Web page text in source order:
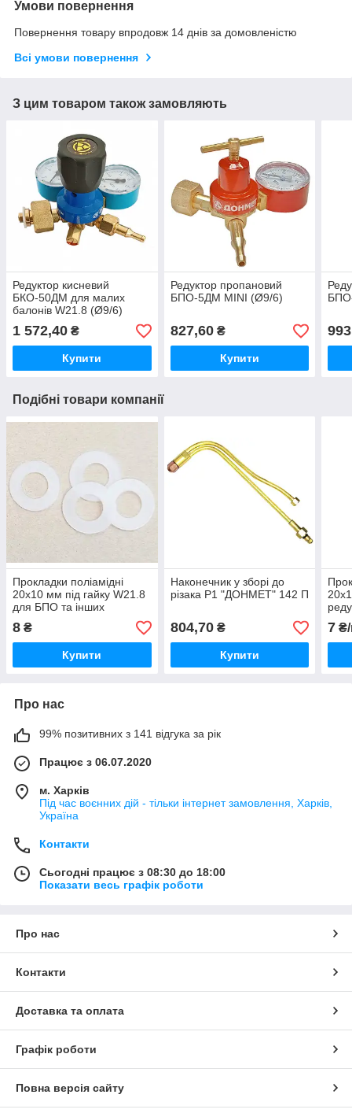
Умови повернення
Повернення товару впродовж 14 днів за домовленістю
Всі умови повернення
З цим товаром також замовляють
Редуктор кисневий
БКО-50ДМ для малих
балонів W21.8 (Ø9/6)
1 572,40 ₴
Купити
Редуктор пропановий
БПО-5ДМ MINI (Ø9/6)
827,60₴
Купити
Подібні товари компанії
Прокладки поліамідні
20х10 мм під гайку W21.8
для БПО та інших
8 ₴
Купити
Наконечник у зборі до
різака Р1 "ДОНМЕТ" 142 П
804,70₴
Купити
7
Про нас
99% позитивних з 141 відгука за рік
Працює з 06.07.2020
м. Харків
Під час воєнних дій - тільки інтернет замовлення, Харків,
Україна
Контакти
Сьогодні працює з 08:30 до 18:00
Показати весь графік роботи
Про нас
Контакти
Доставка та оплата
Графік роботи
Повна версія сайту